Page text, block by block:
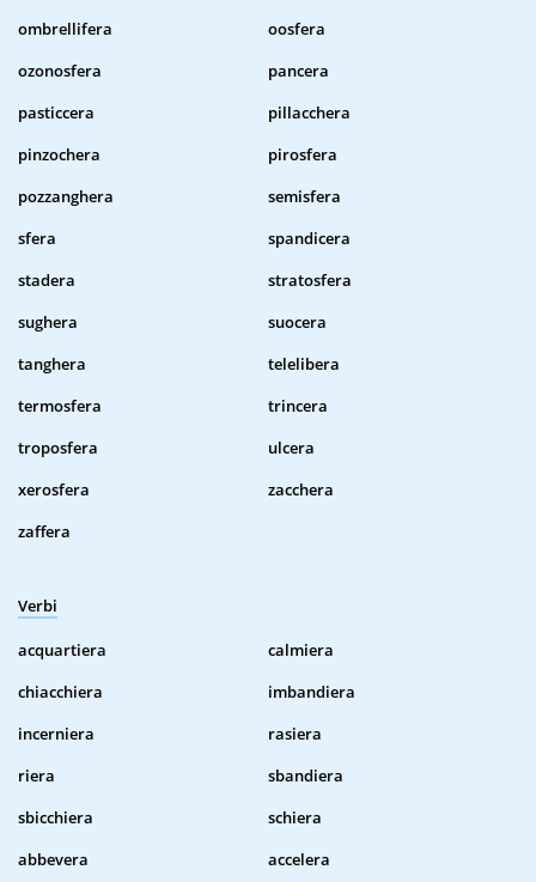
ombrellifera
oosfera
ozonosfera
pancera
pasticcera
pillacchera
pinzochera
pirosfera
pozzanghera
semisfera
sfera
spandicera
stadera
stratosfera
sughera
suocera
tanghera
telelibera
termosfera
trincera
troposfera
ulcera
xerosfera
zacchera
zaffera
Verbi
acquartiera
calmiera
chiacchiera
imbandiera
incerniera
rasiera
riera
sbandiera
sbicchiera
schiera
abbevera
accelera